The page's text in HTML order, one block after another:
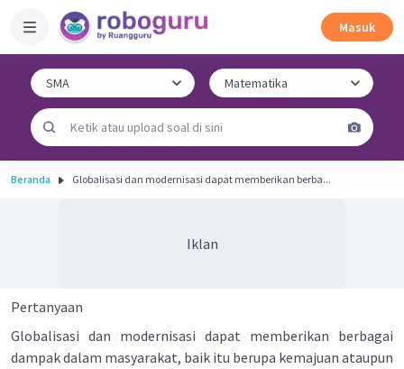
Masuk
Beranda Globalisasi dan modernisasi dapat memberikan berba...
Iklan
Pertanyaan
Globalisasi dan modernisasi dapat memberikan berbagai
dampak dalam masyarakat, baik itu berupa kemajuan ataupun